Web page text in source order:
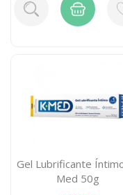
Gel Lubrificante
Med 50g